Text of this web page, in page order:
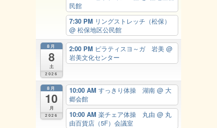
民館
7:30 PM リングストレッチ（松保）
@ 松保地区公民館
8月
8
土
2026
2:00 PM ピラティスヨ～ガ 岩美 @
岩美文化センター
8月
10
月
2026
10:00 AM すっきり体操 湖南 @ 大
郷会館
10:00 AM 楽チェア体操 丸由 @ 丸
由百貨店（5F）会議室